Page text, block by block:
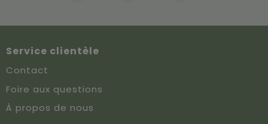
Service clientèle
Contact
Foire aux questions
À propos de nous